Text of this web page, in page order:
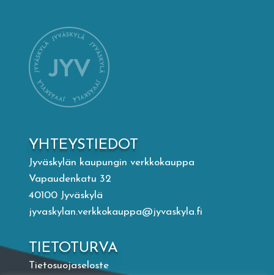
Taideapteekki
Kirjasto
Valon Kaupunki
Lasten Lysti & LystiKylä-festivaali
English
YHTEYSTIEDOT
Jyväskylän kaupungin verkkokauppa
Vapaudenkatu 32
40100 Jyväskylä
jyvaskylan.verkkokauppa@jyvaskyla.fi
TIETOTURVA
Tietosuojaseloste